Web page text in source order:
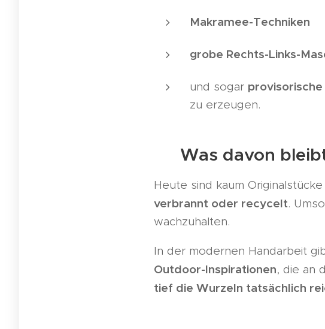
Makramee-Techniken
grobe Rechts-Links-
und sogar
zu erzeugen.
📅 Was davon
Heute sind kaum
verbrannt oder recycelt.
wachzuhalten.
In der modernen Handarbeit
Outdoor-Inspirationen, die an
tief die Wurzeln tatsächlich